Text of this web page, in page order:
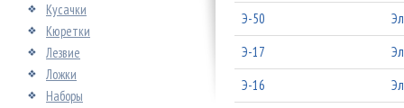
Кусачки
Кюретки
Лезвие
Ложки
Наборы
Э-50
Э-17
Э-16